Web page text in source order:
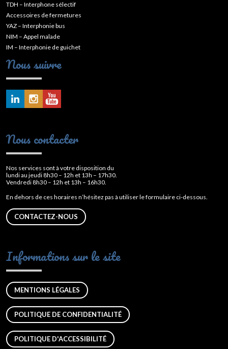
TDH – Interphone sélectif
Accessoires de fermetures
YAZ – Interphonie bus
NIM – Appel malade
IM – Interphonie de guichet
Nous suivre
Nous contacter
Nos services sont à votre disposition du
lundi au jeudi 8h30 – 12h et 13h – 17h30.
Vendredi 8h30 – 12h et 13h – 16h30.
En dehors de ces horaires n’hésitez pas à utiliser le formulaire ci-dessous.
CONTACTEZ-NOUS
Informations sur le site
MENTIONS LÉGALES
POLITIQUE DE CONFIDENTIALITÉ
POLITIQUE D'ACCESSIBILITÉ